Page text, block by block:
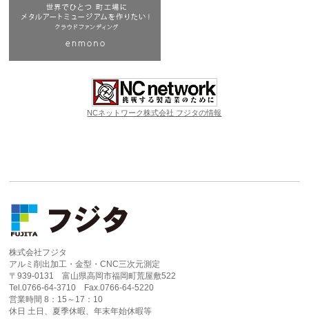
NCネットワーク株式会社 フジタの情報
株式会社フジタ
アルミ削出加工・金型・CNC三次元測定
〒939-0131 富山県高岡市福岡町荒屋敷522
Tel.0766-64-3710 Fax.0766-64-5220
営業時間 8：15～17：10
休日 土日、夏季休暇、年末年始休暇等